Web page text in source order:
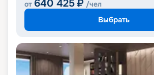
от 640 425 ₽ /чел
Выбрать